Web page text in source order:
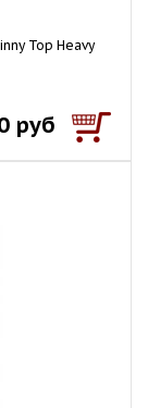
Top Heavy
руб